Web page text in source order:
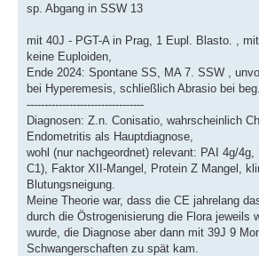
sp. Abgang in SSW 13
mit 40J - PGT-A in Prag, 1 Eupl. Blasto. ,
keine Euploiden,
Ende 2024: Spontane SS, MA 7. SSW ,
bei Hyperemesis, schließlich Abrasio bei
---------------------------------
Diagnosen: Z.n. Conisatio, wahrscheinlich
Endometritis als Hauptdiagnose,
wohl (nur nachgeordnet) relevant: PAI 4g/4g,
C1), Faktor XII-Mangel, Protein Z Mangel,
Blutungsneigung.
Meine Theorie war, dass die CE jahrelang
durch die Östrogenisierung die Flora jeweils
wurde, die Diagnose aber dann mit 39J 9
Schwangerschaften zu spät kam.